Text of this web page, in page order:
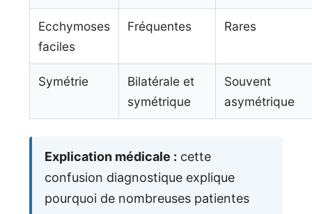
Ecchymoses
faciles
Fréquentes Rares
Symétrie
Bilatérale et
symétrique
Souvent
asymétrique
Explication médicale : cette
confusion diagnostique explique
pourquoi de nombreuses patientes